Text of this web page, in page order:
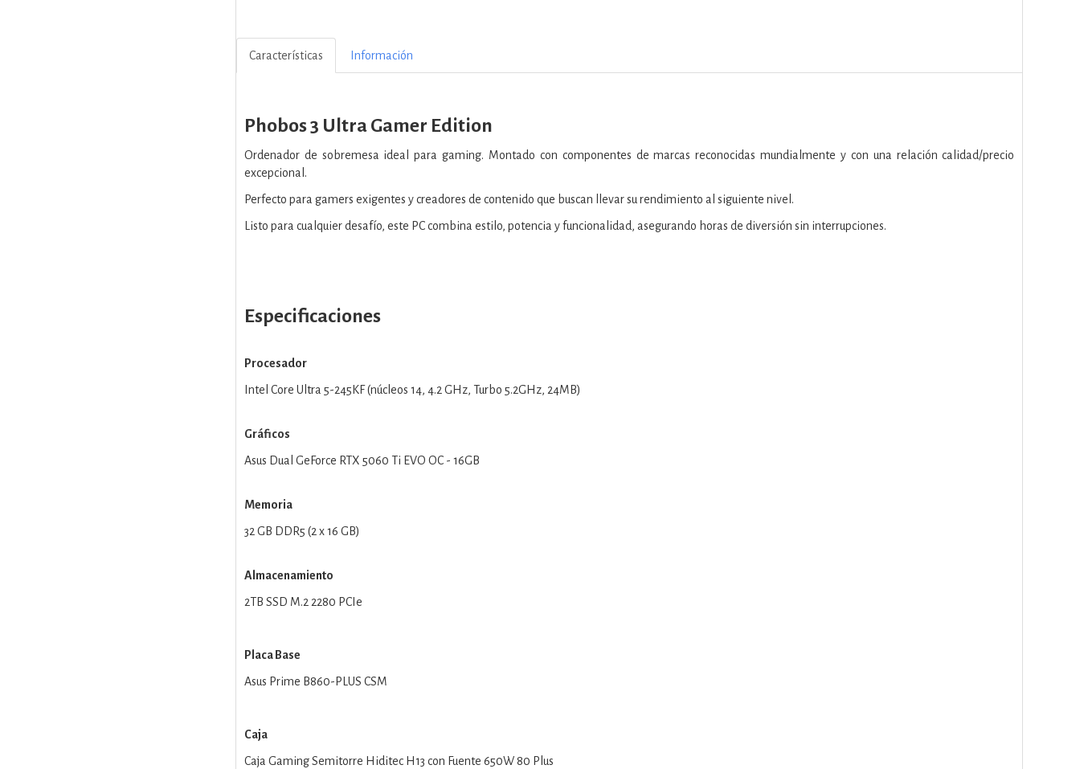
Características Información
Phobos 3 Ultra Gamer Edition
Ordenador de sobremesa ideal para gaming. Montado con componentes de marcas reconocidas mundialmente y con una relación calidad/precio
excepcional.
Perfecto para gamers exigentes y creadores de contenido que buscan llevar su rendimiento al siguiente nivel.
Listo para cualquier desafío, este PC combina estilo, potencia y funcionalidad, asegurando horas de diversión sin interrupciones.
Especificaciones
Procesador
Intel Core Ultra 5-245KF (núcleos 14, 4.2 GHz, Turbo 5.2GHz, 24MB)
Gráficos
Asus Dual GeForce RTX 5060 Ti EVO OC - 16GB
Memoria
32 GB DDR5 (2 x 16 GB)
Almacenamiento
2TB SSD M.2 2280 PCIe
Placa Base
Asus Prime B860-PLUS CSM
Caja
Caja Gaming Semitorre Hiditec H13 con Fuente 650W 80 Plus